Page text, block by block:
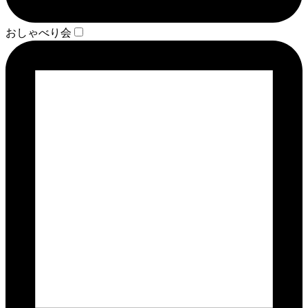
おしゃべり会